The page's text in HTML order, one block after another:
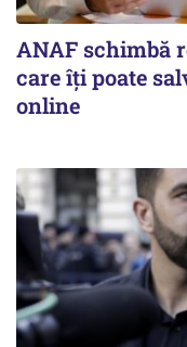
ANAF schimbă
care îți poate
online